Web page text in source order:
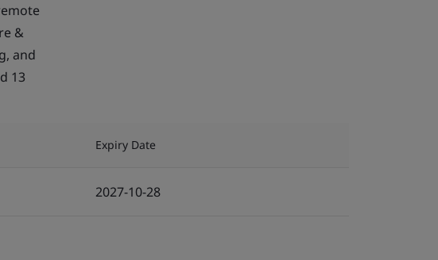
&
and
13
Expiry Date
2027-10-28